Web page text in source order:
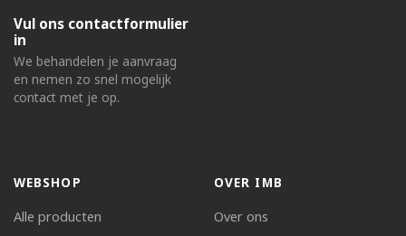
Vul ons contactformulier
in
We behandelen je aanvraag
en nemen zo snel mogelijk
contact met je op.
WEBSHOP
Alle producten
OVER IMB
Over ons